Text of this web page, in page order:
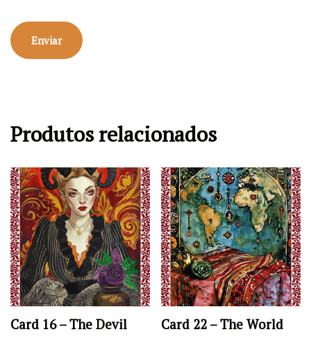
Produtos relacionados
Card 16 – The Devil Card 22 – The World